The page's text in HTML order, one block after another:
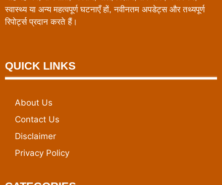
स्वास्थ्य या अन्य महत्वपूर्ण घटनाएँ हों, नवीनतम अपडेट्स और तथ्यपूर्ण
रिपोर्ट्स प्रदान करते हैं।
QUICK LINKS
About Us
Contact Us
Disclaimer
Privacy Policy